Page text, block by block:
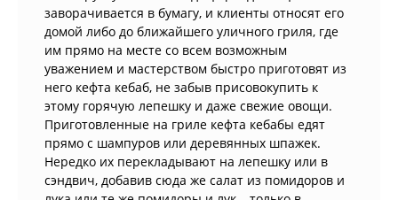
заворачивается в бумагу, и клиенты относят его
домой либо до ближайшего уличного гриля, где
им прямо на месте со всем возможным
уважением и мастерством быстро приготовят из
него кефта кебаб, не забыв присовокупить к
этому горячую лепешку и даже свежие овощи.
Приготовленные на гриле кефта кебабы едят
прямо с шампуров или деревянных шпажек.
Нередко их перекладывают на лепешку или в
сэндвич, добавив сюда же салат из помидоров и